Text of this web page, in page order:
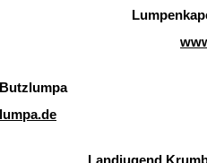
Landjugend